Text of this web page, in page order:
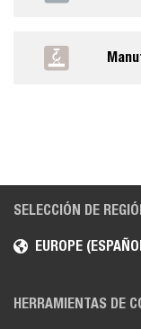
SELECCIÓN DE
EUROPE
HERRAMIENTAS DE